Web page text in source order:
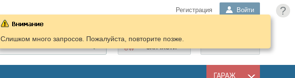
?
Регистрация Войти
ПОДОБРАТЬ
ЗАПЧАСТИ
ГАРАЖ
Слишком много запросов. Пожалуйста, повторите позже.